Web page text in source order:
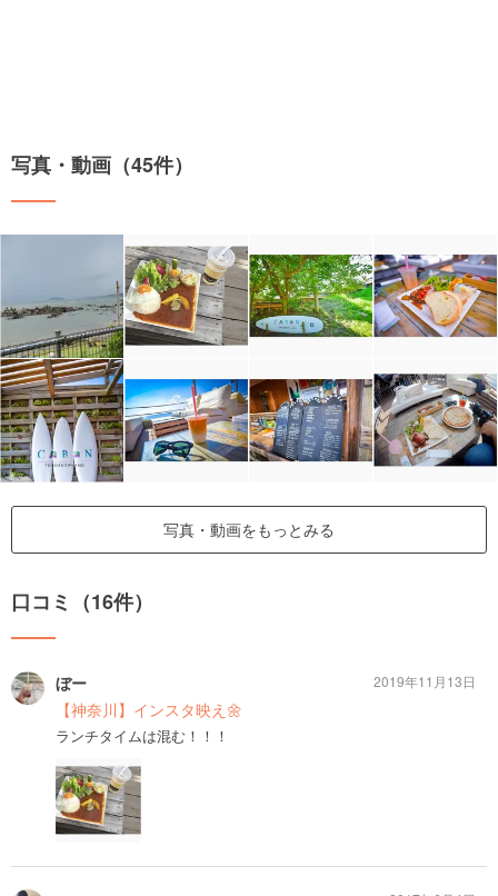
写真・動画（45件）
写真・動画をもっとみる
口コミ（16件）
ぼー
【神奈川】インスタ映え🌼
ランチタイムは混む！！！
2019年11月13日